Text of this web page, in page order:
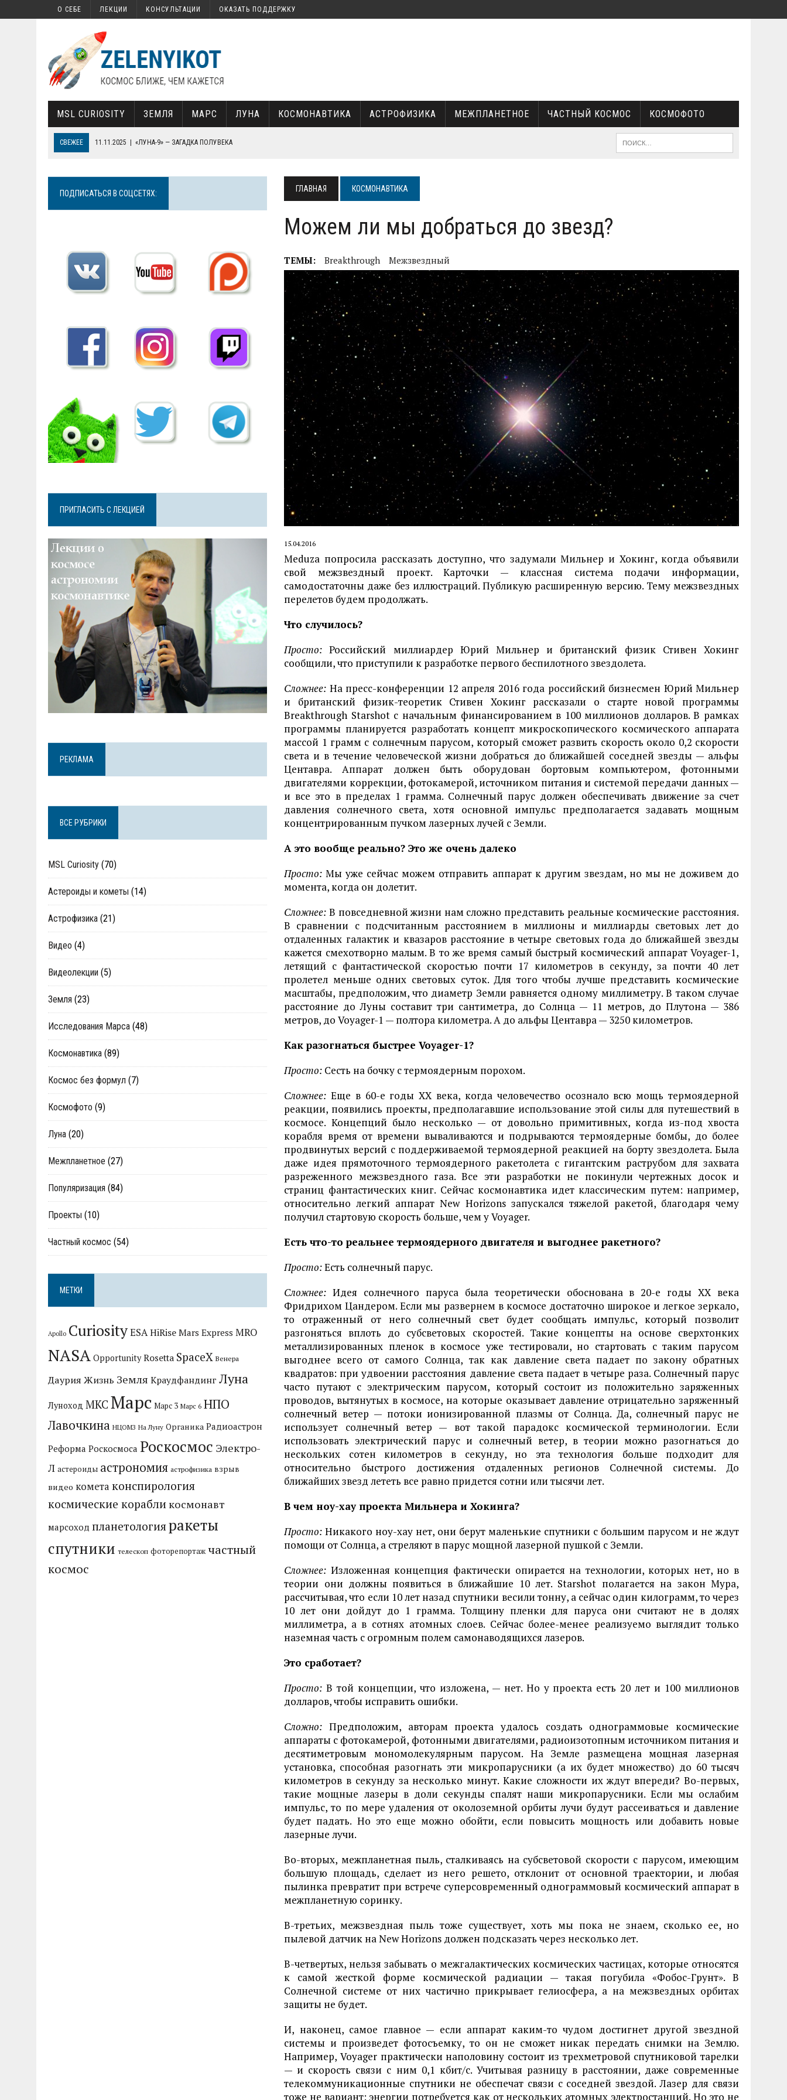
О СЕБЕ ЛЕКЦИИ КОНСУЛЬТАЦИИ ОКАЗАТЬ ПОДДЕРЖКУ
MSL CURIOSITY ЗЕМЛЯ МАРС ЛУНА КОСМОНАВТИКА АСТРОФИЗИКА МЕЖПЛАНЕТНОЕ ЧАСТНЫЙ КОСМОС КОСМОФОТО
СВЕЖЕЕ 17.02.2022 КАК НА МАРСЕ НАШЛИ ОРГАНИКУ
19.01.2022 ПОЧЕМУ ТЕЛЕСКОП JAMES WEBB ТАК ВАЖЕН ДЛЯ НАУКИ
ГЛАВНАЯ КОСМОНАВТИКА
Можем ли мы добраться до звезд?
ТЕМЫ: Breakthrough Межзвездный
15.04.2016
Meduza попросила рассказать доступно, что задумали Мильнер и Хокинг, когда объявили
свой межзвездный проект. Карточки — классная система подачи информации,
самодостаточны даже без иллюстраций. Публикую расширенную версию. Тему межзвездных
перелетов будем продолжать.
Что случилось?
Просто: Российский миллиардер Юрий Мильнер и британский физик Стивен Хокинг
сообщили, что приступили к разработке первого беспилотного звездолета.
Сложнее: На пресс-конференции 12 апреля 2016 года российский бизнесмен Юрий Мильнер
и британский физик-теоретик Стивен Хокинг рассказали о старте новой программы
Breakthrough Starshot с начальным финансированием в 100 миллионов долларов. В рамках
программы планируется разработать концепт микроскопического космического аппарата
массой 1 грамм с солнечным парусом, который сможет развить скорость около 0,2 скорости
света и в течение человеческой жизни добраться до ближайшей соседней звезды — альфы
Центавра. Аппарат должен быть оборудован бортовым компьютером, фотонными
двигателями коррекции, фотокамерой, источником питания и системой передачи данных —
и все это в пределах 1 грамма. Солнечный парус должен обеспечивать движение за счет
давления солнечного света, хотя основной импульс предполагается задавать мощным
концентрированным пучком лазерных лучей с Земли.
А это вообще реально? Это же очень далеко
Просто: Мы уже сейчас можем отправить аппарат к другим звездам, но мы не доживем до
момента, когда он долетит.
Сложнее: В повседневной жизни нам сложно представить реальные космические расстояния.
В сравнении с подсчитанным расстоянием в миллионы и миллиарды световых лет до
отдаленных галактик и квазаров расстояние в четыре световых года до ближайшей звезды
кажется смехотворно малым. В то же время самый быстрый космический аппарат Voyager-1,
летящий с фантастической скоростью почти 17 километров в секунду, за почти 40 лет
пролетел меньше одних световых суток. Для того чтобы лучше представить космические
масштабы, предположим, что диаметр Земли равняется одному миллиметру. В таком случае
расстояние до Луны составит три сантиметра, до Солнца — 11 метров, до Плутона — 386
метров, до Voyager-1 — полтора километра. А до альфы Центавра — 3250 километров.
Как разогнаться быстрее Voyager-1?
Просто: Сесть на бочку с термоядерным порохом.
Сложнее: Еще в 60-е годы XX века, когда человечество осознало всю мощь термоядерной
реакции, появились проекты, предполагавшие использование этой силы для путешествий в
космосе. Концепций было несколько — от довольно примитивных, когда из-под хвоста
корабля время от времени вываливаются и подрываются термоядерные бомбы, до более
продвинутых версий с поддерживаемой термоядерной реакцией на борту звездолета. Была
даже идея прямоточного термоядерного ракетолета с гигантским раструбом для захвата
разреженного межзвездного газа. Все эти разработки не покинули чертежных досок и
страниц фантастических книг. Сейчас космонавтика идет классическим путем: например,
относительно легкий аппарат New Horizons запускался тяжелой ракетой, благодаря чему
получил стартовую скорость больше, чем у Voyager.
Есть что-то реальнее термоядерного двигателя и выгоднее ракетного?
Просто:Есть солнечный парус.
Сложнее: Идея солнечного паруса была теоретически обоснована в 20-е годы ХХ века
Фридрихом Цандером. Если мы развернем в космосе достаточно широкое и легкое зеркало,
то отраженный от него солнечный свет будет сообщать импульс, который позволит
разгоняться вплоть до субсветовых скоростей. Такие концепты на основе сверхтонких
металлизированных пленок в космосе уже тестировали, но стартовать с таким парусом
выгоднее всего от самого Солнца, так как давление света падает по закону обратных
квадратов: при удвоении расстояния давление света падает в четыре раза. Солнечный парус
часто путают с электрическим парусом, который состоит из положительно заряженных
проводов, вытянутых в космосе, на которые оказывает давление отрицательно заряженный
солнечный ветер — потоки ионизированной плазмы от Солнца. Да, солнечный парус не
использует солнечный ветер — вот такой парадокс космической терминологии. Если
использовать электрический парус и солнечный ветер, в теории можно разогнаться до
нескольких сотен километров в секунду, но эта технология больше подходит для
относительно быстрого достижения отдаленных регионов Солнечной системы. До
ближайших звезд лететь все равно придется сотни или тысячи лет.
В чем ноу-хау проекта Мильнера и Хокинга?
Просто: Никакого ноу-хау нет, они берут маленькие спутники с большим парусом и не ждут
помощи от Солнца, а стреляют в парус мощной лазерной пушкой с Земли.
Сложнее: Изложенная концепция фактически опирается на технологии, которых нет, но в
теории они должны появиться в ближайшие 10 лет. Starshot полагается на закон Мура,
рассчитывая, что если 10 лет назад спутники весили тонну, а сейчас один килограмм, то через
10 лет они дойдут до 1 грамма. Толщину пленки для паруса они считают не в долях
миллиметра, а в сотнях атомных слоев. Сейчас более-менее реализуемо выглядит только
наземная часть с огромным полем самонаводящихся лазеров.
Это сработает?
Просто: В той концепции, что изложена, — нет. Но у проекта есть 20 лет и 100 миллионов
долларов, чтобы исправить ошибки.
Сложно: Предположим, авторам проекта удалось создать однограммовые космические
аппараты с фотокамерой, фотонными двигателями, радиоизотопным источником питания и
десятиметровым мономолекулярным парусом. На Земле размещена мощная лазерная
установка, способная разогнать эти микропарусники (а их будет множество) до 60 тысяч
километров в секунду за несколько минут. Какие сложности их ждут впереди? Во-первых,
такие мощные лазеры в доли секунды спалят наши микропарусники. Если мы ослабим
импульс, то по мере удаления от околоземной орбиты лучи будут рассеиваться и давление
будет падать. Но это еще можно обойти, если повысить мощность или добавить новые
лазерные лучи.
Во-вторых, межпланетная пыль, сталкиваясь на субсветовой скорости с парусом, имеющим
большую площадь, сделает из него решето, отклонит от основной траектории, и любая
пылинка превратит при встрече суперсовременный однограммовый космический аппарат в
межпланетную соринку.
В-третьих, межзвездная пыль тоже существует, хоть мы пока не знаем, сколько ее, но
пылевой датчик на New Horizons должен подсказать через несколько лет.
В-четвертых, нельзя забывать о межгалактических космических частицах, которые относятся
к самой жесткой форме космической радиации — такая погубила «Фобос-Грунт». В
Солнечной системе от них частично прикрывает гелиосфера, а на межзвездных орбитах
защиты не будет.
И, наконец, самое главное — если аппарат каким-то чудом достигнет другой звездной
системы и произведет фотосъемку, то он не сможет никак передать снимки на Землю.
Например, Voyager практически наполовину состоит из трехметровой спутниковой тарелки
— и скорость связи с ним 0,1 кбит/с. Учитывая разницу в расстоянии, даже современные
телекоммуникационные спутники не обеспечат связи с соседней звездой. Лазер для связи
тоже не вариант: энергии потребуется как от нескольких атомных электростанций. Но это не
ПОДПИСАТЬСЯ В СОЦСЕТЯХ:
ПРИГЛАСИТЬ С ЛЕКЦИЕЙ
РЕКЛАМА
ВСЕ РУБРИКИ
MSL Curiosity (70)
Астероиды и кометы (14)
Астрофизика (21)
Видео (4)
Видеолекции (5)
Земля (23)
Исследования Марса (48)
Космонавтика (89)
Космос без формул (7)
Космофото (9)
Луна (20)
Межпланетное (27)
Популяризация (84)
Проекты (10)
Частный космос (54)
МЕТКИ
Apollo CuriosityESAHiRise Mars Express MRO
NASA Opportunity Rosetta SpaceX Венера
Даурия Жизнь Земля Краудфандинг Луна
Луноход МКС Марс Марс 3 Марс 6 НПО
Лавочкина НЦОМЗ На Луну Органика Радиоастрон
Реформа Роскосмоса Роскосмос Электро-
Л астероиды астрономия астрофизика взрыв
видео комета конспирология
космические корабликосмонавт
марсоход планетологияракеты
спутники телескоп фоторепортаж частный
космос